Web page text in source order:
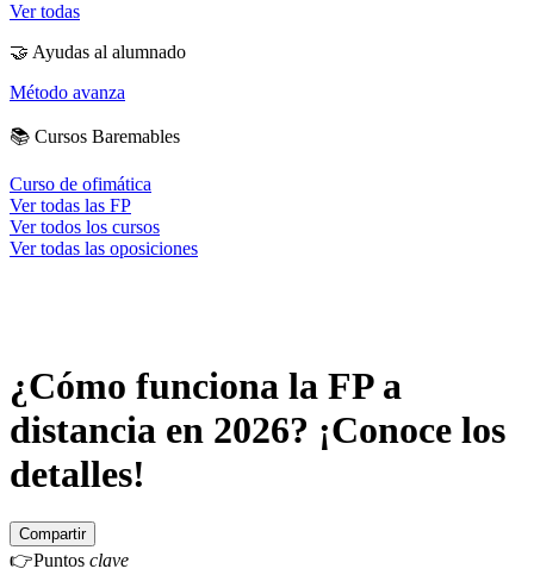
Ver todas
🤝 Ayudas al alumnado
Método avanza
📚 Cursos Baremables
Curso de ofimática
Ver todas las FP
Ver todos los cursos
Ver todas las oposiciones
¿Cómo funciona la FP a
distancia en 2026? ¡Conoce los
detalles!
Compartir
👉Puntos clave